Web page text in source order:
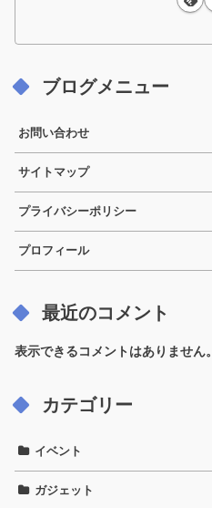
ブログメニュー
お問い合わせ
サイトマップ
プライバシーポリシー
プロフィール
最近のコメント
表示できるコメントはありません。
カテゴリー
イベント
ガジェット